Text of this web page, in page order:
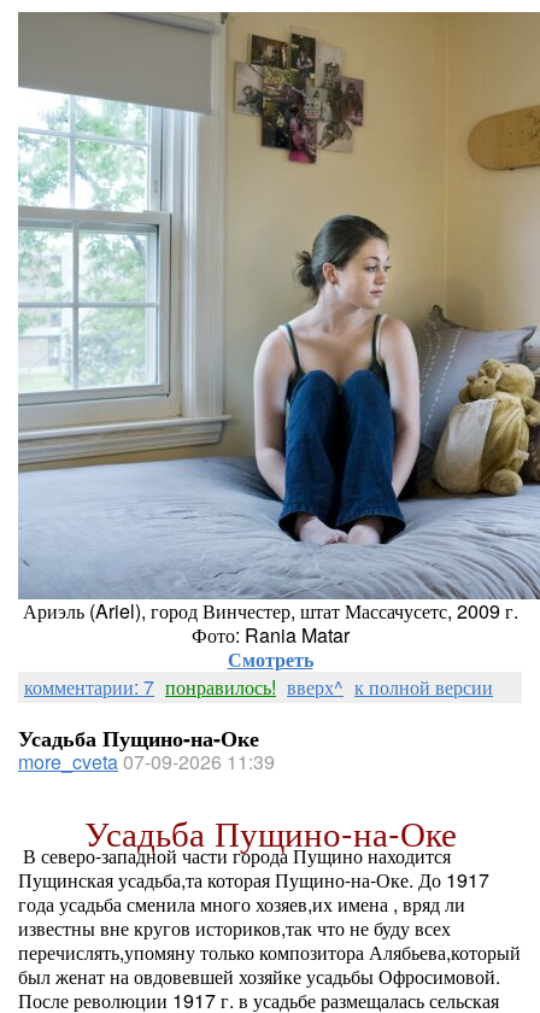
Ариэль (Ariel), город Винчестер, штат Массачусетс, 2009 г.
Фото: Rania Matar
Смотреть
комментарии: 7 понравилось! вверх^ к полной версии
Усадьба Пущино-на-Оке
more_cveta07-09-2026 11:39
Усадьба Пущино-на-Оке
В северо-западной части города Пущино находится
Пущинская усадьба,та которая Пущино-на-Оке. До 1917
года усадьба сменила много хозяев,их имена , вряд ли
известны вне кругов историков,так что не буду всех
перечислять,упомяну только композитора Алябьева,который
был женат на овдовевшей хозяйке усадьбы Офросимовой.
После революции 1917 г. в усадьбе размещалась сельская